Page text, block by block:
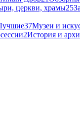
церкви, храмы25
37Музеи и
2История и